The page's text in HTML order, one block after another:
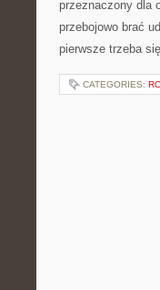
przeznaczony dla
przebojowo brać
pierwsze trzeba
CATEGORIES: